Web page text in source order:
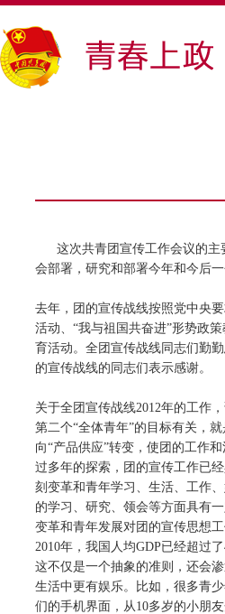
这次共青团宣传工作会议的
会部署，研究和部署今年和今后
去年，团的宣传战线按照党中央
活动、“我与祖国共奋进”形势政
育活动。全团宣传战线同志们勤
的宣传战线的同志们表示感谢。
关于全团宣传战线2012年的工作
第二个“全体青年”的目标有关，
向“产品供应”转变，使团的工作
过多年的探索，团的宣传工作已
刻变革和青年学习、生活、工作
的学习、研究、领会等方面具有
变革和青年发展对团的宣传思想
2010年，我国人均GDP已经超过
这不仅是一个抽象的准则，还会
生活中更有娱乐。比如，很多青
们的手机界面，从10多岁的小朋